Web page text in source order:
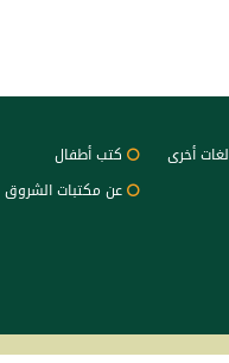
أخرى كتب أطفال
عن مكتبات الشروق